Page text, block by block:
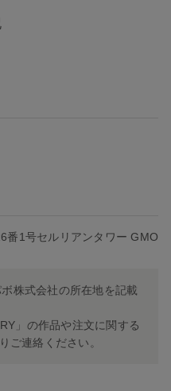
番1号セルリアンタワー GMO
株式会社の所在地を記載
」の作品や注文に関する
ご連絡ください。